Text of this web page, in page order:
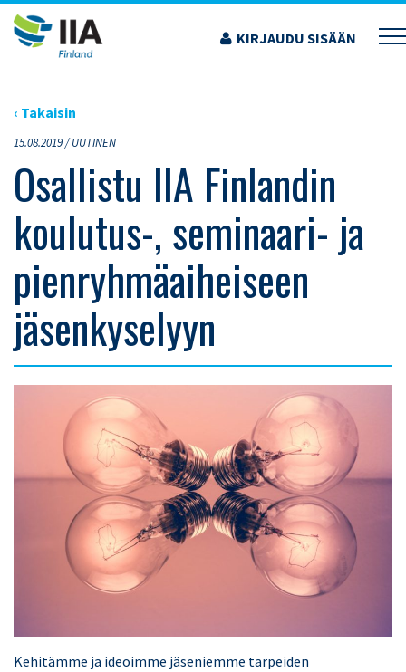
Siirry
sisältöön
KIRJAUDU SISÄÄN
›ARTIKKELIT›OSALLISTU IIA FINLANDIN KOULUTUS-, SEMINAARI- JA
PIENRYHMÄAIHEISEEN JÄSENKYSELYYN
‹ Takaisin
15.08.2019 /UUTINEN
Osallistu IIA Finlandin
koulutus-, seminaari- ja
pienryhmäaiheiseen
jäsenkyselyyn
Kehitämme ja ideoimme jäseniemme tarpeiden